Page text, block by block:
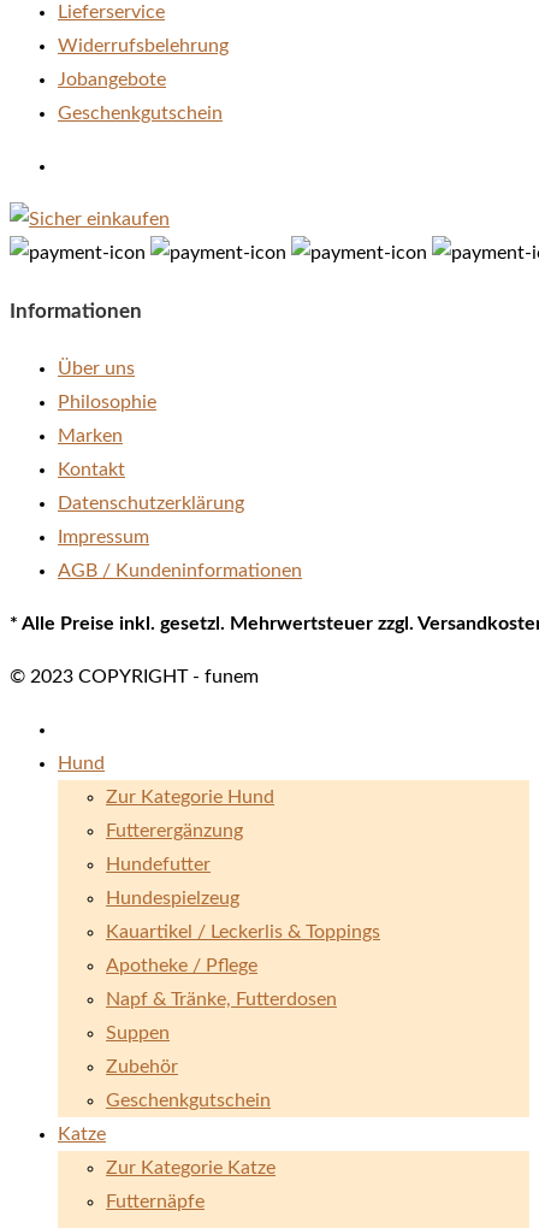
Lieferservice
Widerrufsbelehrung
Jobangebote
Geschenkgutschein
Informationen
Über uns
Philosophie
Marken
Kontakt
Datenschutzerklärung
Impressum
AGB / Kundeninformationen
* Alle Preise inkl. gesetzl. Mehrwertsteuer zzgl.
© 2023 COPYRIGHT - funem
Hund
Zur Kategorie Hund
Futterergänzung
Hundefutter
Hundespielzeug
Kauartikel / Leckerlis & Toppings
Apotheke / Pflege
Napf & Tränke, Futterdosen
Suppen
Zubehör
Geschenkgutschein
Katze
Zur Kategorie Katze
Futternäpfe